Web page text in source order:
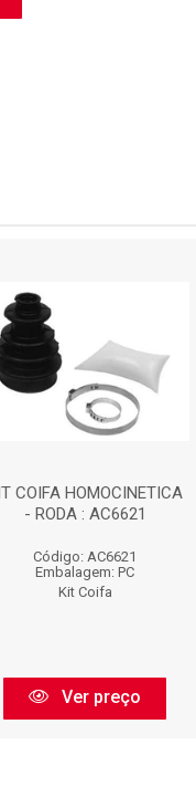
COIFA HOMOCINETICA
- RODA : AC6621
Código: AC6621
Embalagem: PC
Kit Coifa
Ver preço